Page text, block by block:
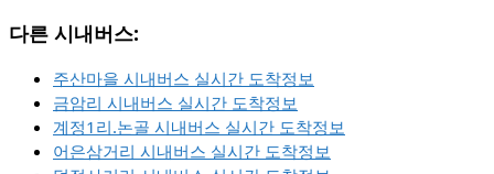
다른 시내버스:
주산마을 시내버스 실시간 도착정보
금암리 시내버스 실시간 도착정보
계정1리.논골 시내버스 실시간 도착정보
어은삼거리 시내버스 실시간 도착정보